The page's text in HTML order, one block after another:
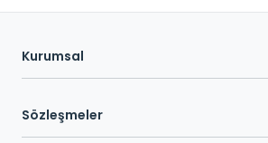
Kurumsal
Sözleşmeler